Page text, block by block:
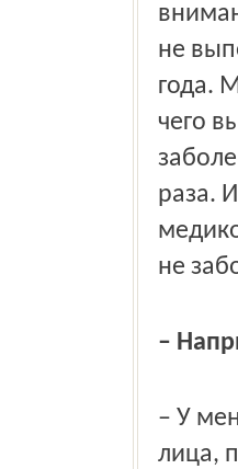
не
года.
чего
раза.
не
–
– У
лица,